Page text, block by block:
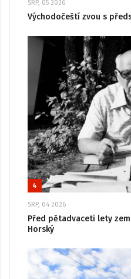
SRP, 05 2026
Východočeští zvou s
4
SRP, 04 2026
Před pětadvaceti lety
Horský